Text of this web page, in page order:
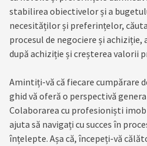
stabilirea obiectivelor și a
necesităților și preferințelor,
procesul de negociere și
după achiziție și creșterea valorii
Amintiți-vă că fiecare cumpărare
ghid vă oferă o perspectivă
Colaborarea cu profesioniști
ajuta să navigați cu succes în
înțelepte. Așa că, începeți-vă